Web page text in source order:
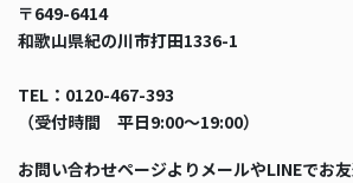
〒649-6414
和歌山県紀の川市打田1336-1
TEL：0120-467-393
（受付時間 平日9:00〜19:00）
お問い合わせページよりメールやLINEでお